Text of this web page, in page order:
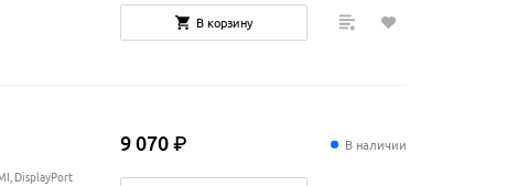
В корзину
DisplayPort
В наличии
9 070 ₽